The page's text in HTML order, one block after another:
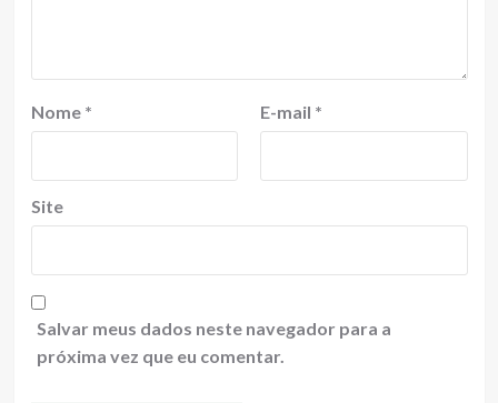
Nome * E-mail *
Site
Salvar meus dados neste navegador para a
próxima vez que eu comentar.